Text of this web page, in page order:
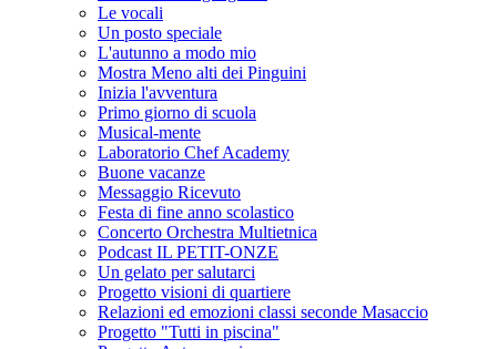
Le vocali
Un posto speciale
L'autunno a modo mio
Mostra Meno alti dei Pinguini
Inizia l'avventura
Primo giorno di scuola
Musical-mente
Laboratorio Chef Academy
Buone vacanze
Messaggio Ricevuto
Festa di fine anno scolastico
Concerto Orchestra Multietnica
Podcast IL PETIT-ONZE
Un gelato per salutarci
Progetto visioni di quartiere
Relazioni ed emozioni classi seconde Masaccio
Progetto "Tutti in piscina"